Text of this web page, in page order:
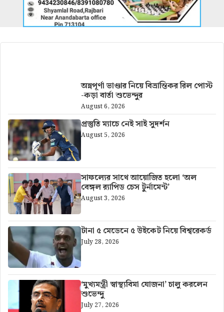
অন্নপূর্ণা ভাণ্ডার নিয়ে বিভ্রান্তিকর রিল পোস্ট
-কড়া বার্তা শুভেন্দুর
August 6, 2026
প্রস্তুতি ম্যাচে নেই সাই সুদর্শন
August 5, 2026
সাফল্যের সাথে আয়োজিত হলো ‘অল
বেঙ্গল র‍্যাপিড চেস টুর্নামেন্ট’
August 3, 2026
টানা ৫ মেডেনে ৫ উইকেট নিয়ে বিশ্বরেকর্ড
July 28, 2026
‘মুখ্যমন্ত্রী স্বাস্থ্যবিমা যোজনা’ চালু করলেন
শুভেন্দু
July 27, 2026